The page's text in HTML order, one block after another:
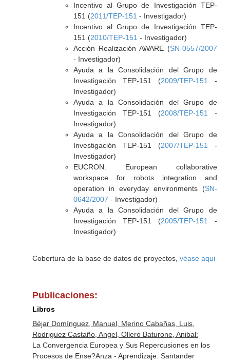
Incentivo al Grupo de Investigación TEP-
151 (2011/TEP-151 - Investigador)
Incentivo al Grupo de Investigación TEP-
151 (2010/TEP-151 - Investigador)
Acción Realización AWARE (SN-0557/2007
- Investigador)
Ayuda a la Consolidación del Grupo de
Investigación TEP-151 (2009/TEP-151
-
Investigador)
Ayuda a la Consolidación del Grupo de
Investigación TEP-151 (2008/TEP-151
-
Investigador)
Ayuda a la Consolidación del Grupo de
Investigación TEP-151 (2007/TEP-151
-
Investigador)
EUCRON: European collaborative
workspace for robots integration and
operation in everyday environments (SN-
0642/2007 - Investigador)
Ayuda a la Consolidación del Grupo de
Investigación TEP-151 (2005/TEP-151
-
Investigador)
Cobertura de la base de datos de proyectos, véase aqui
Publicaciones:
Libros
Béjar Domínguez, Manuel, Merino Cabañas, Luis,
Rodriguez Castaño, Angel, Ollero Baturone, Anibal:
La Convergencia Europea y Sus Repercusiones en los
Procesos de Ense?Anza - Aprendizaje. Santander